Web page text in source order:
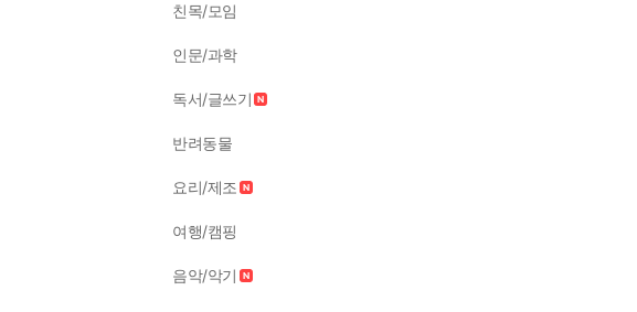
친목/모임
인문/과학
독서/글쓰기
반려동물
요리/제조
여행/캠핑
음악/악기